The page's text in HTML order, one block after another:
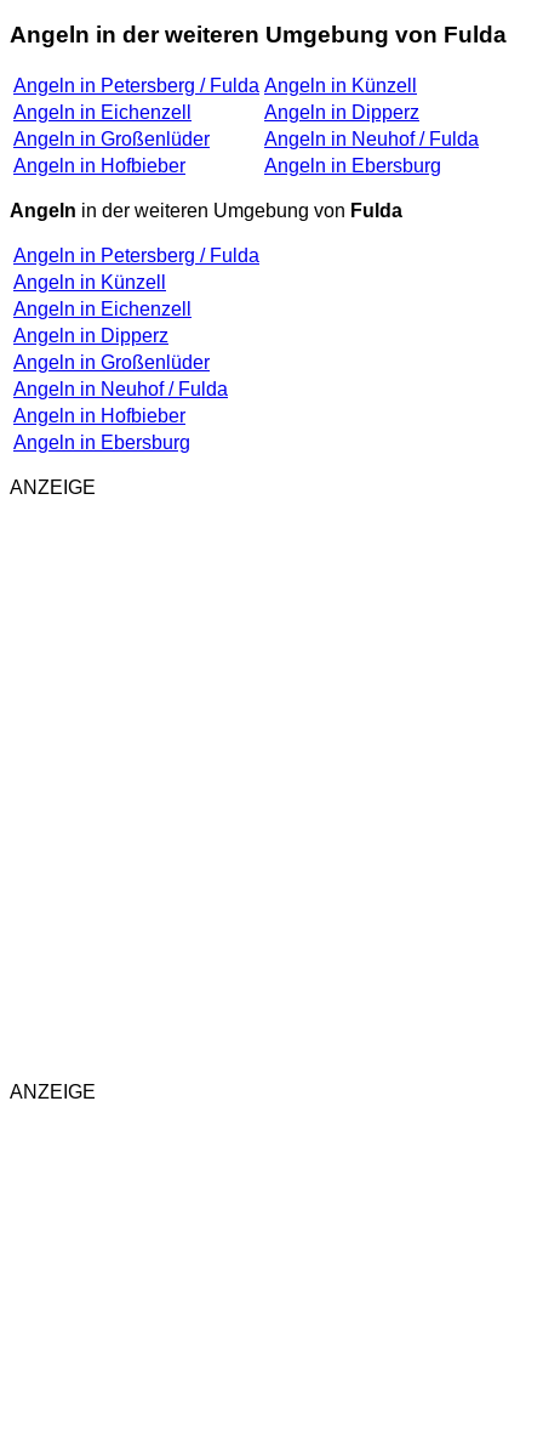
Angeln in der weiteren Umgebung von Fulda
Angeln in Petersberg / Fulda Angeln in Künzell
Angeln in Eichenzell
Angeln in Dipperz
Angeln in Großenlüder
Angeln in Neuhof / Fulda
Angeln in Hofbieber
Angeln in Ebersburg
Angeln in der weiteren Umgebung von Fulda
Angeln in Petersberg / Fulda
Angeln in Künzell
Angeln in Eichenzell
Angeln in Dipperz
Angeln in Großenlüder
Angeln in Neuhof / Fulda
Angeln in Hofbieber
Angeln in Ebersburg
ANZEIGE
ANZEIGE